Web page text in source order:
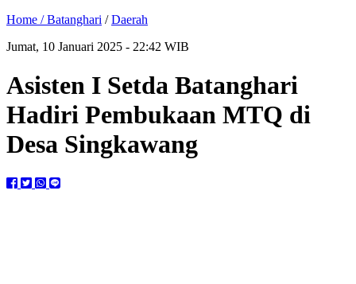
Home /Batanghari /Daerah
Jumat, 10 Januari 2025 - 22:42 WIB
Asisten I Setda Batanghari
Hadiri Pembukaan MTQ di
Desa Singkawang